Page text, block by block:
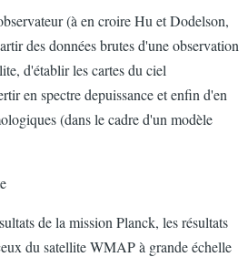
(à en croire Hu et Dodelson,
des données brutes d'une observation
d'établir les cartes du ciel
en spectre depuissance et enfin d'en
(dans le cadre d'un modèle
de la mission Planck, les résultats
du satellite WMAP à grande échelle